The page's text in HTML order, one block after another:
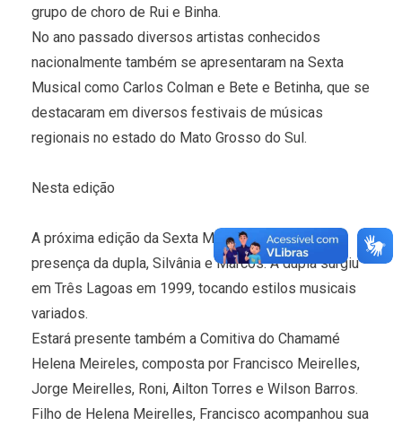
grupo de choro de Rui e Binha.
No ano passado diversos artistas conhecidos
nacionalmente também se apresentaram na Sexta
Musical como Carlos Colman e Bete e Betinha, que se
destacaram em diversos festivais de músicas
regionais no estado do Mato Grosso do Sul.
Nesta edição
A próxima edição da Sexta Musical contará com a
presença da dupla, Silvânia e Marcos. A dupla surgiu
em Três Lagoas em 1999, tocando estilos musicais
variados.
Estará presente também a Comitiva do Chamamé
Helena Meireles, composta por Francisco Meirelles,
Jorge Meirelles, Roni, Ailton Torres e Wilson Barros.
Filho de Helena Meirelles, Francisco acompanhou sua